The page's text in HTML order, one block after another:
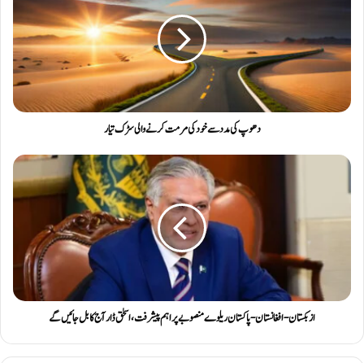
دھوپ کی مدد سے خود کی مرمت کرنے والی سڑک تیار
ازبکستان-افغانستان-پاکستان ریلوے منصوبے پر اہم پیشرفت، اسحٰق ڈار آج کابل جائیں گے